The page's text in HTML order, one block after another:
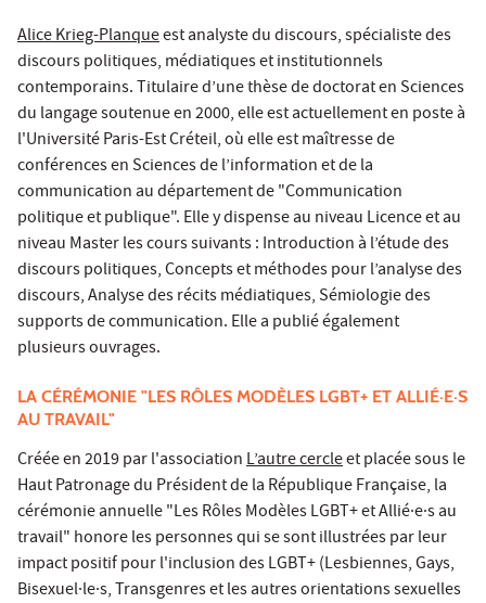
Alice Krieg-Planqueest analyste du discours, spécialiste des
discours politiques, médiatiques et institutionnels
contemporains. Titulaire d’une thèse de doctorat en Sciences
du langage soutenue en 2000, elle est actuellement en poste à
l'Université Paris-Est Créteil, où elle est maîtresse de
conférences en Sciences de l’information et de la
communication au département de "Communication
politique et publique". Elle y dispense au niveau Licence et au
niveau Master les cours suivants : Introduction à l’étude des
discours politiques, Concepts et méthodes pour l’analyse des
discours, Analyse des récits médiatiques, Sémiologie des
supports de communication. Elle a publié également
plusieurs ouvrages.
LA CÉRÉMONIE "LES RÔLES MODÈLES LGBT+ ET ALLIÉ·E·S
AU TRAVAIL"
Créée en 2019 par l'associationL’autre cercleet placée sous le
Haut Patronage du Président de la République Française, la
cérémonie annuelle "Les Rôles Modèles LGBT+ et Allié·e·s au
travail" honore les personnes qui se sont illustrées par leur
impact positif pour l'inclusion des LGBT+ (Lesbiennes, Gays,
Bisexuel·le·s, Transgenres et les autres orientations sexuelles